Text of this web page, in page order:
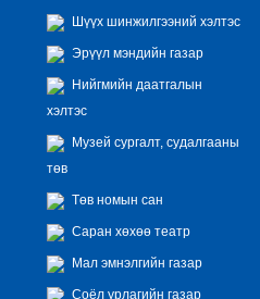
Шүүх шинжилгээний хэлтэс
Эрүүл мэндийн газар
Нийгмийн даатгалын
хэлтэс
Музей сургалт, судалгааны
төв
Төв номын сан
Саран хөхөө театр
Мал эмнэлгийн газар
Соёл урлагийн газар